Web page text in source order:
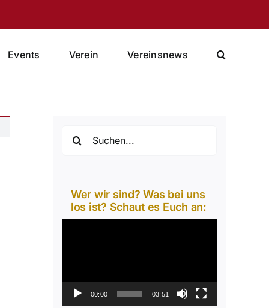
Events Verein Vereinsnews
nach:
Wer wir sind? Was bei uns
los ist? Schaut es Euch an:
00:00 03:51